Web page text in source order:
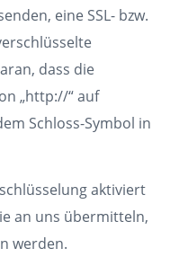
eine SSL- bzw.
dass die
„http://“ auf
Schloss-Symbol in
aktiviert
an uns übermitteln,
werden.